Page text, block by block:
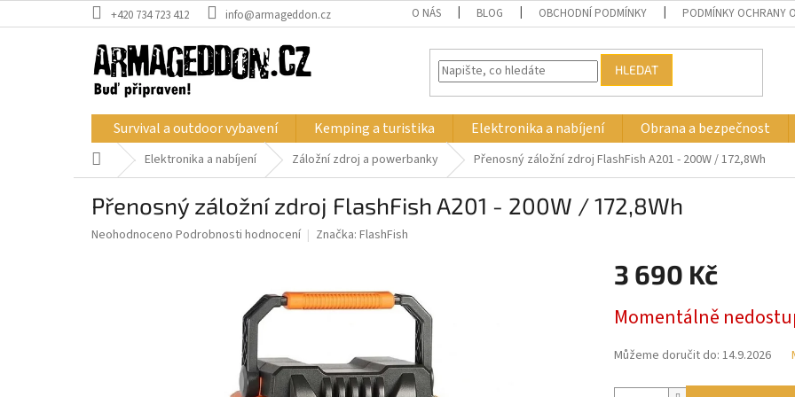
na
+420 734 723 412 info@armageddon.cz O NÁS BLOG OBCHODNÍ PODMÍNKY PODMÍNKY OCHRANY
HLEDAT
Survival a outdoor vybavení Kemping a turistika Elektronika a nabíjení Obrana a bezpečnost
Domů Elektronika a nabíjení Záložní zdroj a powerbanky Přenosný záložní zdroj FlashFish A201 - 200W / 172,8Wh
Přenosný záložní zdroj FlashFish A201 - 200W / 172,8Wh
Průměrné
Neohodnoceno Podrobnosti hodnocení Značka: FlashFish
3 690 Kč
cena:
Momentálně
Můžeme doručit do: 14.9.2026